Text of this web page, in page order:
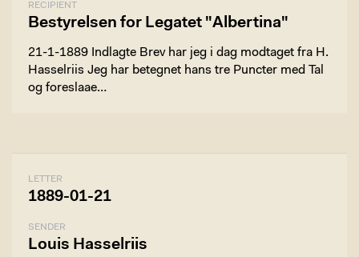
RECIPIENT
Bestyrelsen for Legatet "Albertina"
21-1-1889 Indlagte Brev har jeg i dag modtaget fra H.
Hasselriis Jeg har betegnet hans tre Puncter med Tal
og foreslaae…
LETTER
1889-01-21
SENDER
Louis Hasselriis